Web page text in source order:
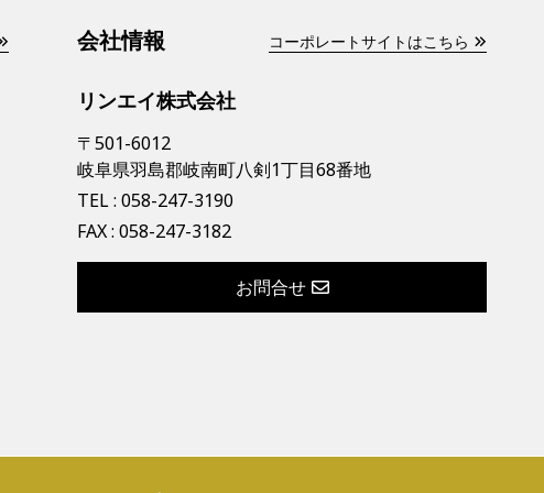
会社情報 コーポレートサイトはこちら
リンエイ株式会社
〒501-6012
岐阜県羽島郡岐南町八剣1丁目68番地
TEL : 058-247-3190
FAX : 058-247-3182
お問合せ